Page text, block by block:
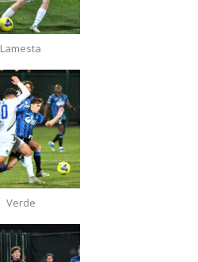
Lamesta
Verde